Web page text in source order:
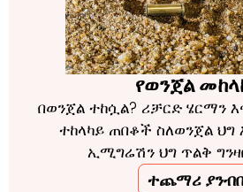
የወንጀል
በወንጀል ተከሷል? ሪቻርድ ሄርማን
ተከላካይ ጠበቆች ስለወንጀል ህግ
ኢሚግሬሽን ህግ ጥልቅ
ተጨማሪ